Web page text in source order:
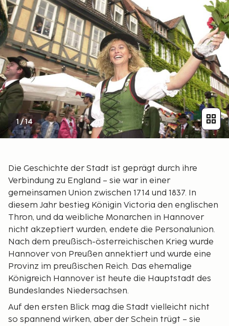
1/14
Die Geschichte der Stadt ist geprägt durch ihre
Verbindung zu England – sie war in einer
gemeinsamen Union zwischen 1714 und 1837. In
diesem Jahr bestieg Königin Victoria den englischen
Thron, und da weibliche Monarchen in Hannover
nicht akzeptiert wurden, endete die Personalunion.
Nach dem preußisch-österreichischen Krieg wurde
Hannover von Preußen annektiert und wurde eine
Provinz im preußischen Reich. Das ehemalige
Königreich Hannover ist heute die Hauptstadt des
Bundeslandes Niedersachsen.
Auf den ersten Blick mag die Stadt vielleicht nicht
so spannend wirken, aber der Schein trügt – sie